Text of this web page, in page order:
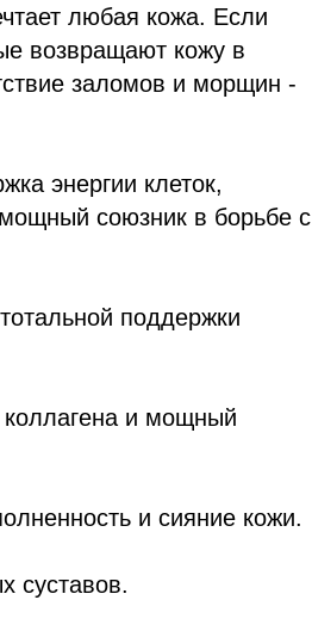
любая кожа. Если
возвращают кожу в
заломов и морщин -
энергии клеток,
союзник в борьбе с
поддержки
и мощный
и сияние кожи.
суставов.